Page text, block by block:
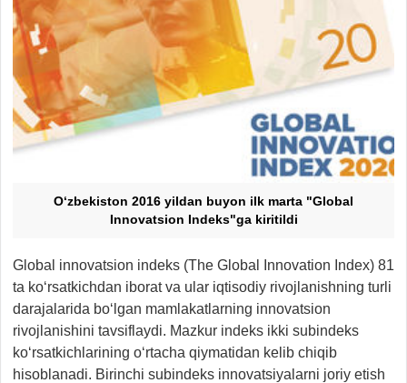
O‘zbekiston 2016 yildan buyon ilk marta "Global
Innovatsion Indeks"ga kiritildi
Global innovatsion indeks (The Global Innovation Index) 81
ta ko‘rsatkichdan iborat va ular iqtisodiy rivojlanishning turli
darajalarida bo‘lgan mamlakatlarning innovatsion
rivojlanishini tavsiflaydi. Mazkur indeks ikki subindeks
ko‘rsatkichlarining o‘rtacha qiymatidan kelib chiqib
hisoblanadi. Birinchi subindeks innovatsiyalarni joriy etish